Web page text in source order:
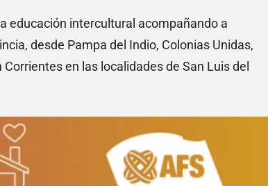
educación intercultural acompañando a
desde Pampa del Indio, Colonias Unidas,
en las localidades de San Luis del